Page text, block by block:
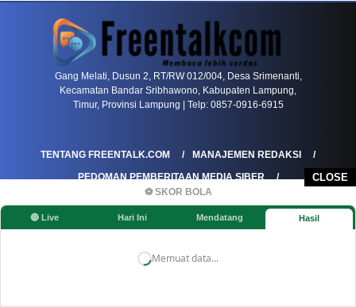
CLOSE
⚽ SKOR BOLA
🔴 Live Hari Ini Mendatang Hasil
Memuat data...
Gang Melati, Dusun 2, RT/RW 012/004, Desa Srimenanti,
Kecamatan Bandar Sribhawono, Kabupaten Lampung,
Timur, Provinsi Lampung | Telp: 0857-0916-6915
TENTANG FREENTALK.COM
MANAJEMEN REDAKSI
PEDOMAN PEMBERITAAN MEDIA SIBER
PEDOMAN PEMBERITAAN RAMAH ANAK
KOREKSI & KLARIFIKASI
KEBIJAKAN IKLAN / ADVERTORIAL